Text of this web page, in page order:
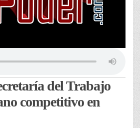
del Trabajo
competitivo en